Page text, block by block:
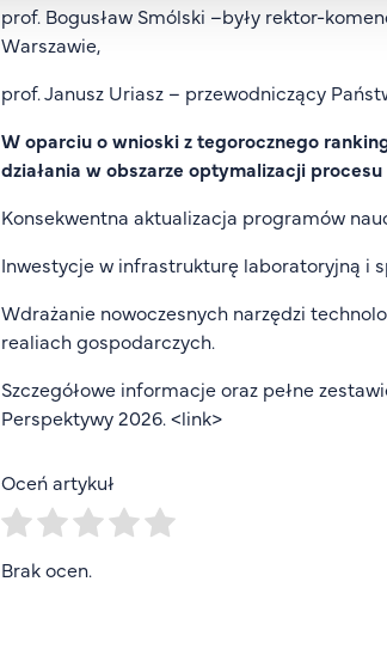
prof. Bogusław Smólski –były rektor-
Warszawie,
prof. Janusz Uriasz – przewodniczący
W oparciu o wnioski z tegorocznego
działania w obszarze optymalizacji
Konsekwentna aktualizacja programów
Inwestycje w infrastrukturę laboratoryjną i
Wdrażanie nowoczesnych narzędzi
realiach gospodarczych.
Szczegółowe informacje oraz pełne
Perspektywy 2026. <link>
Oceń artykuł
Brak ocen.